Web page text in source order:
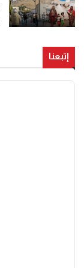
إتبعنا